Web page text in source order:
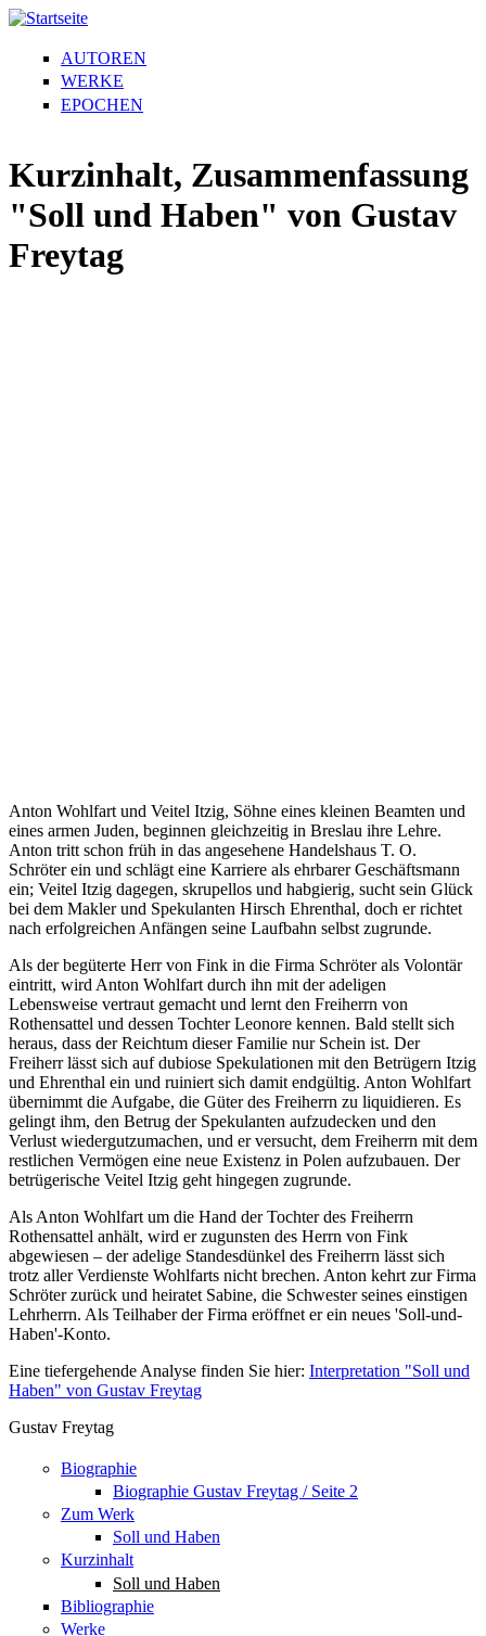
AUTOREN
WERKE
EPOCHEN
Kurzinhalt, Zusammenfassung
"Soll und Haben" von Gustav
Freytag
Anton Wohlfart und Veitel Itzig, Söhne eines kleinen Beamten und
eines armen Juden, beginnen gleichzeitig in Breslau ihre Lehre.
Anton tritt schon früh in das angesehene Handelshaus T. O.
Schröter ein und schlägt eine Karriere als ehrbarer Geschäftsmann
ein; Veitel Itzig dagegen, skrupellos und habgierig, sucht sein Glück
bei dem Makler und Spekulanten Hirsch Ehrenthal, doch er richtet
nach erfolgreichen Anfängen seine Laufbahn selbst zugrunde.
Als der begüterte Herr von Fink in die Firma Schröter als Volontär
eintritt, wird Anton Wohlfart durch ihn mit der adeligen
Lebensweise vertraut gemacht und lernt den Freiherrn von
Rothensattel und dessen Tochter Leonore kennen. Bald stellt sich
heraus, dass der Reichtum dieser Familie nur Schein ist. Der
Freiherr lässt sich auf dubiose Spekulationen mit den Betrügern Itzig
und Ehrenthal ein und ruiniert sich damit endgültig. Anton Wohlfart
übernimmt die Aufgabe, die Güter des Freiherrn zu liquidieren. Es
gelingt ihm, den Betrug der Spekulanten aufzudecken und den
Verlust wiedergutzumachen, und er versucht, dem Freiherrn mit dem
restlichen Vermögen eine neue Existenz in Polen aufzubauen. Der
betrügerische Veitel Itzig geht hingegen zugrunde.
Als Anton Wohlfart um die Hand der Tochter des Freiherrn
Rothensattel anhält, wird er zugunsten des Herrn von Fink
abgewiesen – der adelige Standesdünkel des Freiherrn lässt sich
trotz aller Verdienste Wohlfarts nicht brechen. Anton kehrt zur Firma
Schröter zurück und heiratet Sabine, die Schwester seines einstigen
Lehrherrn. Als Teilhaber der Firma eröffnet er ein neues 'Soll-und-
Haben'-Konto.
Eine tiefergehende Analyse finden Sie hier: Interpretation "Soll und
Haben" von Gustav Freytag
Gustav Freytag
Biographie
Biographie Gustav Freytag / Seite 2
Zum Werk
Soll und Haben
Kurzinhalt
Soll und Haben
Bibliographie
Werke